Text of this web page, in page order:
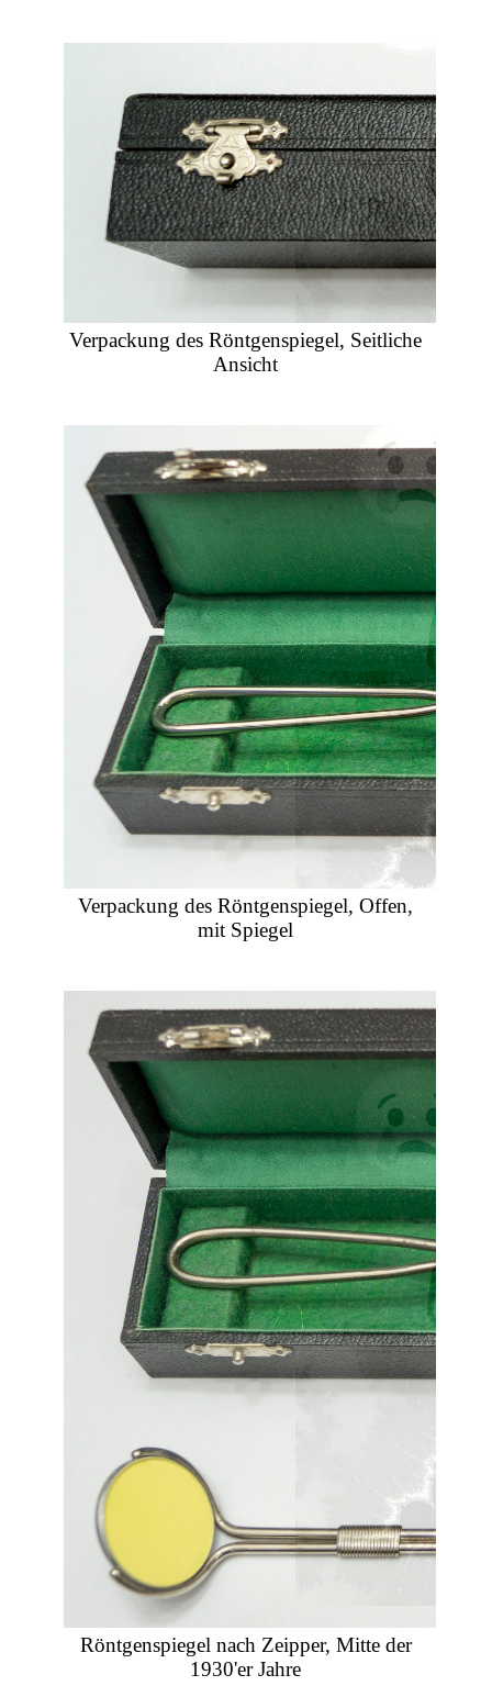
Verpackung des Röntgenspiegel, Seitliche
Ansicht
Verpackung des Röntgenspiegel, Offen,
mit Spiegel
Röntgenspiegel nach Zeipper, Mitte der
1930'er Jahre